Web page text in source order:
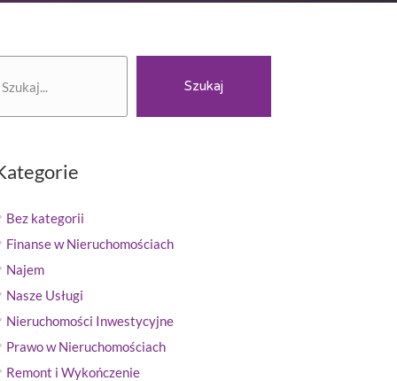
Szukaj
Bez kategorii
Finanse w Nieruchomościach
Najem
Nasze Usługi
Nieruchomości Inwestycyjne
Prawo w Nieruchomościach
Remont i Wykończenie